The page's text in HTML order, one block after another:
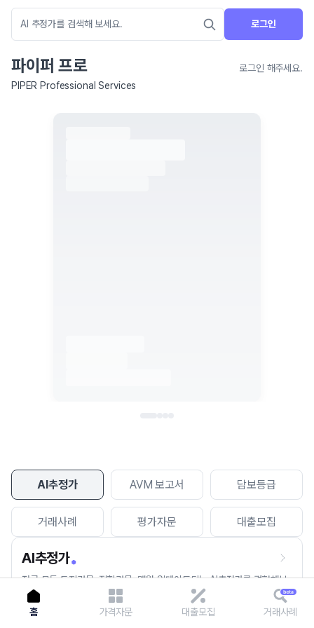
로그인
파이퍼 프로
로그인 해주세요.
PIPER Professional Services
AI추정가 AVM 보고서 담보등급
거래사례 평가자문 대출모집
AI추정가
전국 모든 토지건물, 집합건물, 매월 업데이트되는 AI추정가를 경험해보
세요.
홈 가격자문 대출모집 거래사례